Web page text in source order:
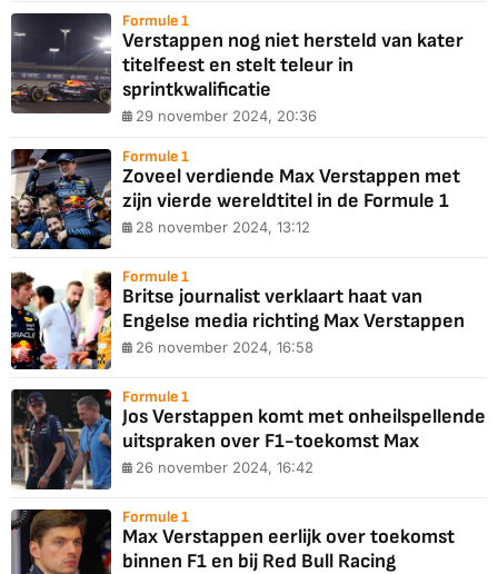
Formule 1
Verstappen nog niet hersteld van kater
titelfeest en stelt teleur in
sprintkwalificatie
29 november 2024, 20:36
Formule 1
Zoveel verdiende Max Verstappen met
zijn vierde wereldtitel in de Formule 1
28 november 2024, 13:12
Formule 1
Britse journalist verklaart haat van
Engelse media richting Max Verstappen
26 november 2024, 16:58
Formule 1
Jos Verstappen komt met onheilspellende
uitspraken over F1-toekomst Max
26 november 2024, 16:42
Formule 1
Max Verstappen eerlijk over toekomst
binnen F1 en bij Red Bull Racing